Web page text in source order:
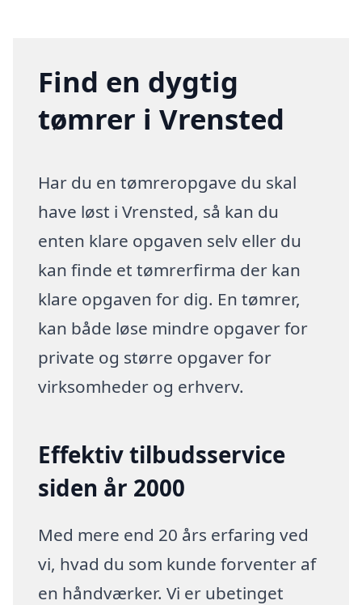
Find en dygtig
tømrer i Vrensted
Har du en tømreropgave du skal
have løst i Vrensted, så kan du
enten klare opgaven selv eller du
kan finde et tømrerfirma der kan
klare opgaven for dig. En tømrer,
kan både løse mindre opgaver for
private og større opgaver for
virksomheder og erhverv.
Effektiv tilbudsservice
siden år 2000
Med mere end 20 års erfaring ved
vi, hvad du som kunde forventer af
en håndværker. Vi er ubetinget